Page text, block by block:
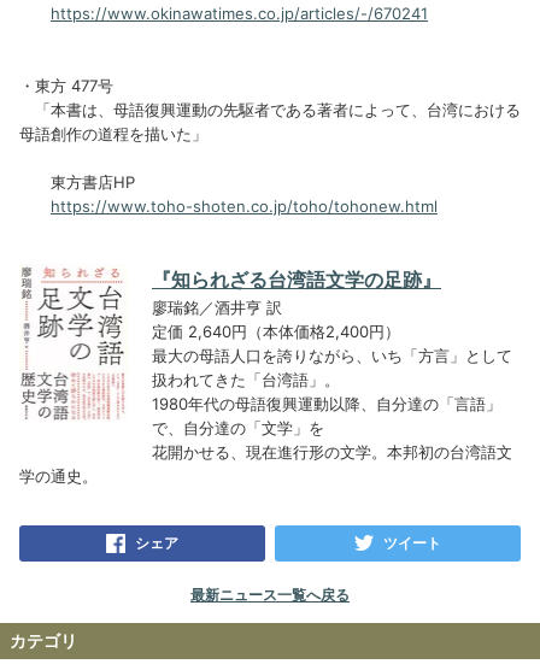
https://www.okinawatimes.co.jp/articles/-/670241
・東方 477号
「本書は、母語復興運動の先駆者である著者によって、台湾における
母語創作の道程を描いた」
東方書店HP
https://www.toho-shoten.co.jp/toho/tohonew.html
『知られざる台湾語文学の足跡』
廖瑞銘／酒井亨 訳
定価 2,640円（本体価格2,400円）
最大の母語人口を誇りながら、いち「方言」として
扱われてきた「台湾語」。
1980年代の母語復興運動以降、自分達の「言語」
で、自分達の「文学」を
花開かせる、現在進行形の文学。本邦初の台湾語文
学の通史。
シェア ツイート
最新ニュース一覧へ戻る
カテゴリ